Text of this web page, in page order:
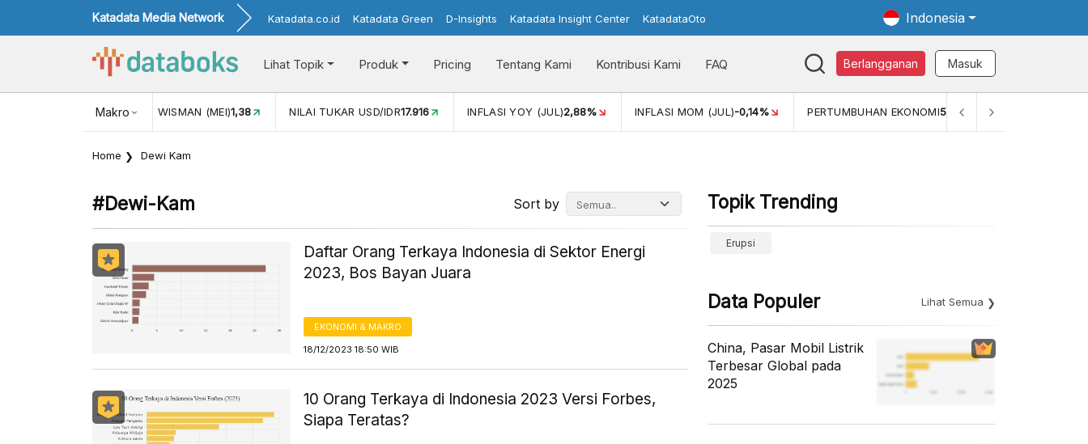
Katadata Media Network Katadata.co.id Katadata Green D-Insights Katadata Insight Center KatadataOto Indonesia
Lihat Topik Produk Pricing Tentang Kami Kontribusi Kami FAQ Berlangganan Masuk
MakroNILAI TUKAR USD/IDR17.916 INFLASI YOY (JUL)2,88% INFLASI MOM (JUL)-0,14% PERTUMBUHAN EKONOMI5,11% PERTUMBUHAN EKONOMI (YOY) (Q1)
Home Dewi Kam
#dewi-Kam Sort by
Daftar Orang Terkaya Indonesia di Sektor Energi
2023, Bos Bayan Juara
EKONOMI & MAKRO
18/12/2023 18:50 WIB
10 Orang Terkaya di Indonesia 2023 Versi Forbes,
Siapa Teratas?
Topik Trending
Erupsi
Data Populer Lihat Semua
China, Pasar Mobil Listrik
Terbesar Global pada
2025